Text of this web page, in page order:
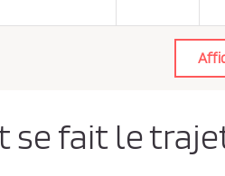
se fait le